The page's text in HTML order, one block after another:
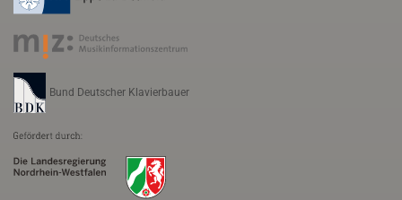
Bund Deutscher Klavierbauer